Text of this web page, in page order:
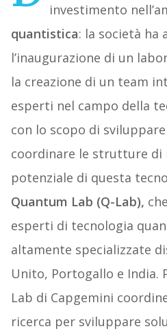
investimento
quantistica: la società ha
l’inaugurazione di un
la creazione di un team
esperti nel campo della
con lo scopo di
coordinare le strutture di
potenziale di questa
Quantum Lab (Q-Lab),
esperti di tecnologia
altamente specializzate
Unito, Portogallo e India.
Lab di Capgemini
ricerca per sviluppare